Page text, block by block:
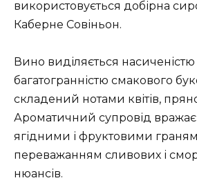
використовується добірна
Каберне Совіньон.
Вино виділяється насиченістю
багатогранністю смакового
складений нотами квітів,
Ароматичний супровід
ягідними і фруктовими
переважанням сливових і
нюансів.